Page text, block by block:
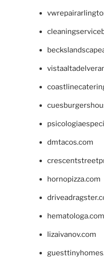
dmtacos.com
hornopizza.com
hematologa.com
lizaivanov.com